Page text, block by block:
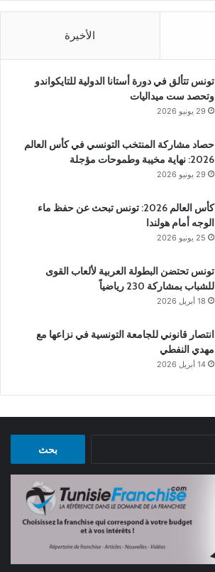
الأخيرة
تونس تتألق في دورة أستانا الدولية للتايكواندو
وتحصد ست ميداليات
29 يونيو 2026
حصاد مشاركة المنتخب التونسي في كأس العالم
2026: نهاية مخيبة وطموحات مؤجلة
29 يونيو 2026
كأس العالم 2026: تونس تبحث عن حفظ ماء
الوجه أمام هولندا
25 يونيو 2026
تونس تحتضن البطولة العربية لألعاب القوى
للشباب بمشاركة 230 رياضياً
18 أبريل 2026
انتصار قانوني للجامعة التونسية في نزاعها مع
مهدي النفطي
14 أبريل 2026